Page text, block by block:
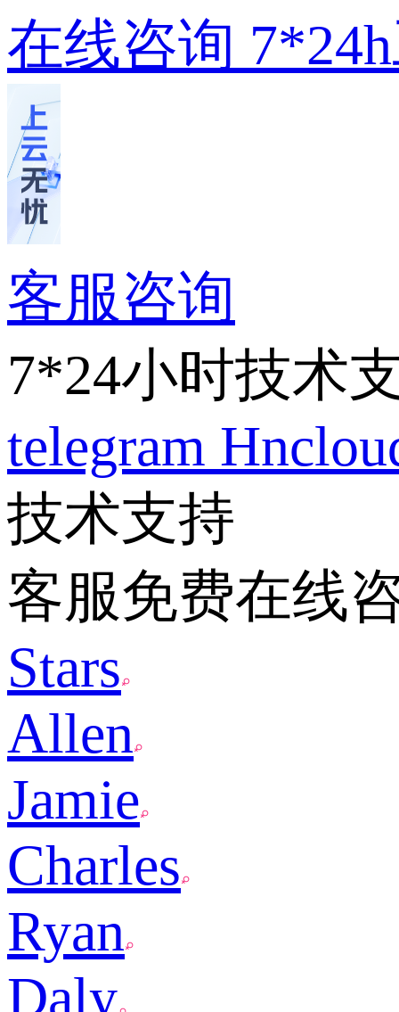
在线咨询
客服咨询
7*24小时技术
telegram
技术支持
客服免费在线
Stars
Allen
Jamie
Charles
Ryan
Daly